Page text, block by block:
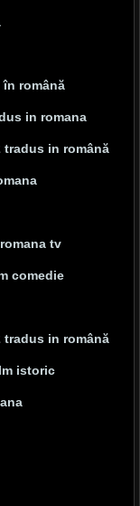
română
in romana
in română
tv
comedie
in română
istoric